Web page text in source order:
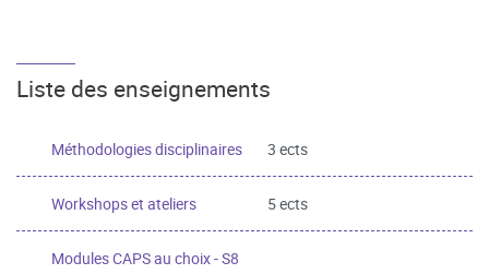
Liste des enseignements
Méthodologies disciplinaires 3 ects
Workshops et ateliers 5 ects
Modules CAPS au choix - S8